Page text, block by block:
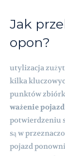
Jak
opon?
utylizacja
kilka
punktów
ważenie
potwierdzeniu
są w
pojazd